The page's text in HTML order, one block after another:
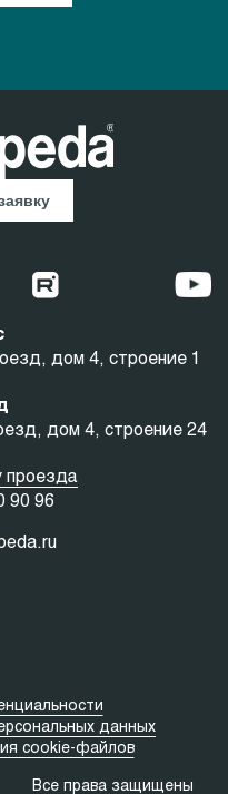
дом 4, строение 1
дом 4, строение 24
проезда
90 96
Все права защищены
данных
cookie-файлов